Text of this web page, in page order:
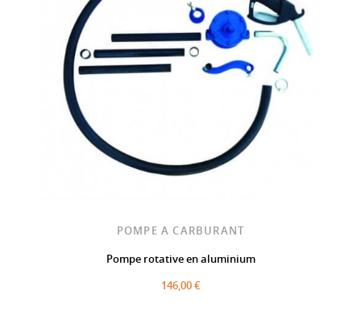
POMPE A CARBURANT
Pompe rotative en aluminium
146,00 €